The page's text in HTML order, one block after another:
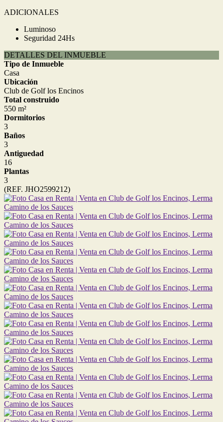
ADICIONALES
Luminoso
Seguridad 24Hs
DETALLES DEL INMUEBLE
Tipo de Inmueble
Casa
Ubicación
Club de Golf los Encinos
Total construido
550 m²
Dormitorios
3
Baños
3
Antiguedad
16
Plantas
3
(REF. JHO2599212)